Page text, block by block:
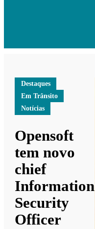
Destaques
Em Trânsito
Notícias
Opensoft
tem novo
chief
Information
Security
Officer